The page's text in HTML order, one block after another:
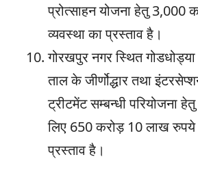
प्रोत्साहन योजना हेतु 3,000
व्यवस्था का प्रस्ताव है।
गोरखपुर नगर स्थित गोडधोड्या
ताल के जीर्णोद्धार तथा
ट्रीटमेंट सम्बन्धी परियोजना
लिए 650 करोड़ 10 लाख रुपये
प्रस्ताव है।